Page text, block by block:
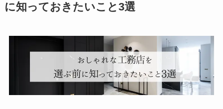
に知っておきたいこと3選